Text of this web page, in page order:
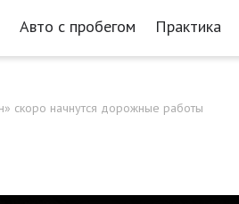
Авто с пробегом Практика
скоро начнутся дорожные работы